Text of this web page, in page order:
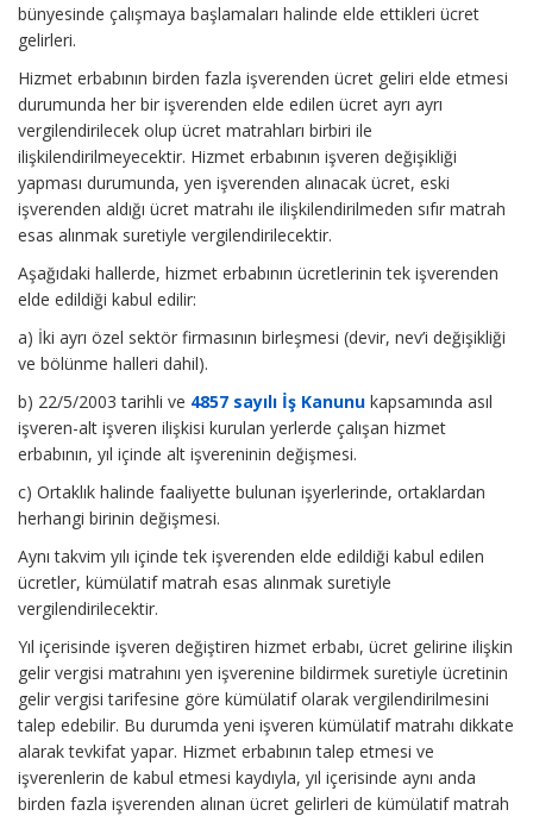
bünyesinde çalışmaya başlamaları halinde elde ettikleri ücret
gelirleri.
Hizmet erbabının birden fazla işverenden ücret geliri elde etmesi
durumunda her bir işverenden elde edilen ücret ayrı ayrı
vergilendirilecek olup ücret matrahları birbiri ile
ilişkilendirilmeyecektir. Hizmet erbabının işveren değişikliği
yapması durumunda, yen işverenden alınacak ücret, eski
işverenden aldığı ücret matrahı ile ilişkilendirilmeden sıfır matrah
esas alınmak suretiyle vergilendirilecektir.
Aşağıdaki hallerde, hizmet erbabının ücretlerinin tek işverenden
elde edildiği kabul edilir:
a) İki ayrı özel sektör firmasının birleşmesi (devir, nev’i değişikliği
ve bölünme halleri dahil).
b) 22/5/2003 tarihli ve 4857 sayılı İş Kanunu kapsamında asıl
işveren-alt işveren ilişkisi kurulan yerlerde çalışan hizmet
erbabının, yıl içinde alt işvereninin değişmesi.
c) Ortaklık halinde faaliyette bulunan işyerlerinde, ortaklardan
herhangi birinin değişmesi.
Aynı takvim yılı içinde tek işverenden elde edildiği kabul edilen
ücretler, kümülatif matrah esas alınmak suretiyle
vergilendirilecektir.
Yıl içerisinde işveren değiştiren hizmet erbabı, ücret gelirine ilişkin
gelir vergisi matrahını yen işverenine bildirmek suretiyle ücretinin
gelir vergisi tarifesine göre kümülatif olarak vergilendirilmesini
talep edebilir. Bu durumda yeni işveren kümülatif matrahı dikkate
alarak tevkifat yapar. Hizmet erbabının talep etmesi ve
işverenlerin de kabul etmesi kaydıyla, yıl içerisinde aynı anda
birden fazla işverenden alınan ücret gelirleri de kümülatif matrah